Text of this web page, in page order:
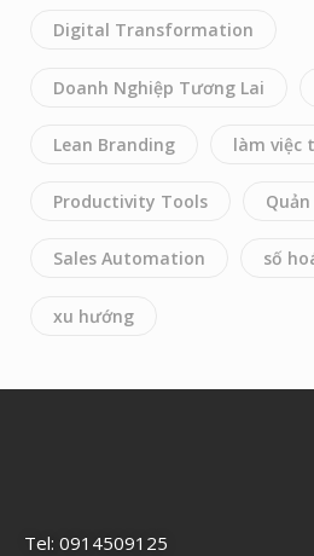
Digital Transformation
Doanh Nghiệp Tương Lai
Lean Branding làm việc
Productivity Tools
Sales Automation số
xu hướng
Tel: 0914509125